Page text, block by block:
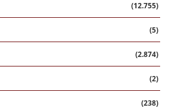
(12.755)
(5)
(2.874)
(2)
(238)